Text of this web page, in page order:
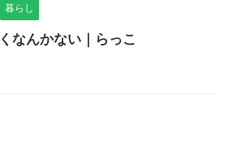
暮らし
なんかない｜らっこ